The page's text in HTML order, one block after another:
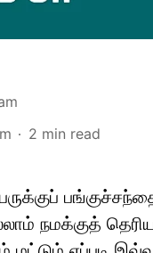
2 min read
நமக்குத்